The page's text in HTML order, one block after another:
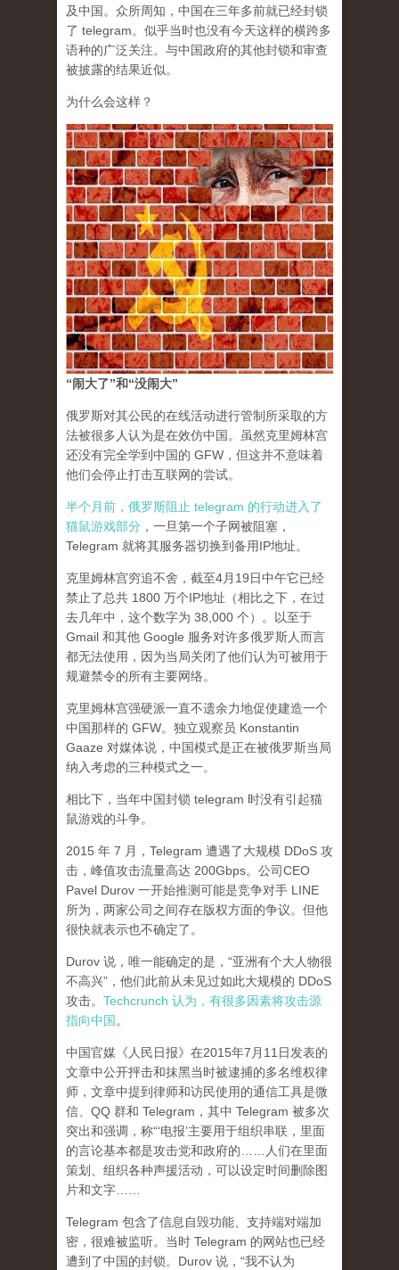
及中国。众所周知，中国在三年多前就已经封锁
了 telegram。似乎当时也没有今天这样的横跨多
语种的广泛关注。与中国政府的其他封锁和审查
被披露的结果近似。
为什么会这样？
“闹大了”和“没闹大”
俄罗斯对其公民的在线活动进行管制所采取的方
法被很多人认为是在效仿中国。虽然克里姆林宫
还没有完全学到中国的 GFW，但这并不意味着
他们会停止打击互联网的尝试。
半个月前，俄罗斯阻止 telegram 的行动进入了
猫鼠游戏部分 ，一旦第一个子网被阻塞，
Telegram 就将其服务器切换到备用IP地址。
克里姆林宫穷追不舍，截至4月19日中午它已经
禁止了总共 1800 万个IP地址（相比之下，在过
去几年中，这个数字为 38,000 个）。以至于
Gmail 和其他 Google 服务对许多俄罗斯人而言
都无法使用，因为当局关闭了他们认为可被用于
规避禁令的所有主要网络。
克里姆林宫强硬派一直不遗余力地促使建造一个
中国那样的 GFW。独立观察员 Konstantin
Gaaze 对媒体说，中国模式是正在被俄罗斯当局
纳入考虑的三种模式之一。
相比下，当年中国封锁 telegram 时没有引起猫
鼠游戏的斗争。
2015 年 7 月，Telegram 遭遇了大规模 DDoS 攻
击，峰值攻击流量高达 200Gbps。公司CEO
Pavel Durov 一开始推测可能是竞争对手 LINE
所为，两家公司之间存在版权方面的争议。但他
很快就表示也不确定了。
Durov 说，唯一能确定的是，“亚洲有个大人物很
不高兴”，他们此前从未见过如此大规模的 DDoS
攻击。 Techcrunch 认为，有很多因素将攻击源
指向中国 。
中国官媒《人民日报》在2015年7月11日发表的
文章中公开抨击和抹黑当时被逮捕的多名维权律
师，文章中提到律师和访民使用的通信工具是微
信、QQ 群和 Telegram，其中 Telegram 被多次
突出和强调，称“‘电报’主要用于组织串联，里面
的言论基本都是攻击党和政府的……人们在里面
策划、组织各种声援活动，可以设定时间删除图
片和文字……
Telegram 包含了信息自毁功能、支持端对端加
密，很难被监听。当时 Telegram 的网站也已经
遭到了中国的封锁。Durov 说，“我不认为